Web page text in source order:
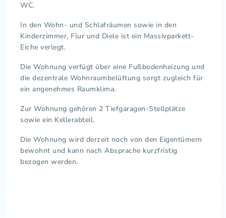
WC.
In den Wohn- und Schlafräumen sowie in den
Kinderzimmer, Flur und Diele ist ein Massivparkett-
Eiche verlegt.
Die Wohnung verfügt über eine Fußbodenheizung und
die dezentrale Wohnraumbelüftung sorgt zugleich für
ein angenehmes Raumklima.
Zur Wohnung gehören 2 Tiefgaragen-Stellplätze
sowie ein Kellerabteil.
Die Wohnung wird derzeit noch von den Eigentümern
bewohnt und kann nach Absprache kurzfristig
bezogen werden.